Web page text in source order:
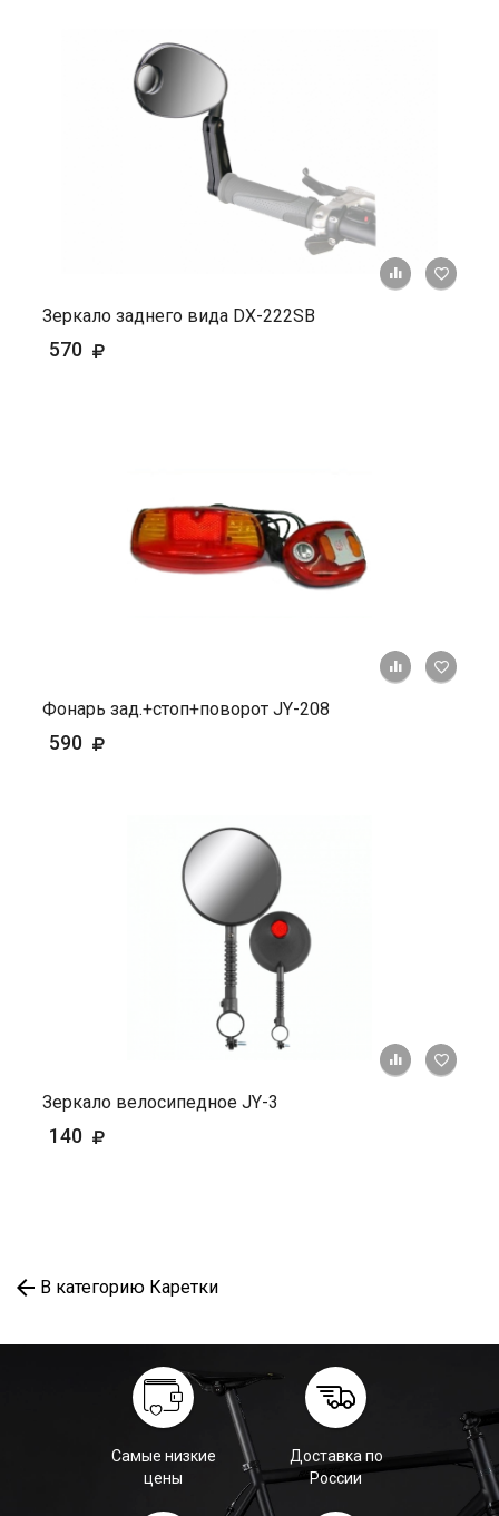
+ К
Зеркало заднего вида DX-222SB
570
+ К
Фонарь зад.+стоп+поворот JY-208
590
+ К
Зеркало велосипедное JY-3
140
В категорию Каретки
Самые низкие
цены
Доставка по
России